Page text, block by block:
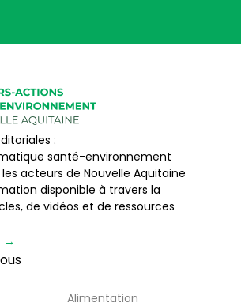
:
santé-environnement
acteurs de Nouvelle Aquitaine
disponible à travers la
de vidéos et de ressources
Alimentation